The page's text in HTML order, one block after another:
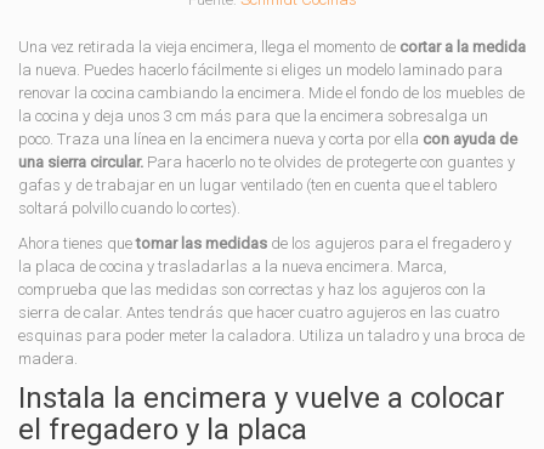
Una vez retirada la vieja encimera, llega el momento de cortar a la medida
la nueva. Puedes hacerlo fácilmente si eliges un modelo laminado para
renovar la cocina cambiando la encimera. Mide el fondo de los muebles de
la cocina y deja unos 3 cm más para que la encimera sobresalga un
poco. Traza una línea en la encimera nueva y corta por ella con ayuda de
una sierra circular. Para hacerlo no te olvides de protegerte con guantes y
gafas y de trabajar en un lugar ventilado (ten en cuenta que el tablero
soltará polvillo cuando lo cortes).
Ahora tienes quetomar las medidas de los agujeros para el fregadero y
la placa de cocina y trasladarlas a la nueva encimera. Marca,
comprueba que las medidas son correctas y haz los agujeros con la
sierra de calar. Antes tendrás que hacer cuatro agujeros en las cuatro
esquinas para poder meter la caladora. Utiliza un taladro y una broca de
madera.
Instala la encimera y vuelve a colocar
el fregadero y la placa